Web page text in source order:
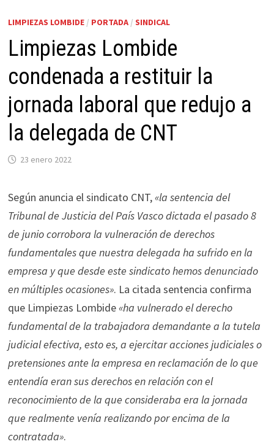
LIMPIEZAS LOMBIDE/ PORTADA/ SINDICAL
Limpiezas Lombide
condenada a restituir la
jornada laboral que redujo a
la delegada de CNT
23 enero 2022
Según anuncia el sindicato CNT,«la sentencia del
Tribunal de Justicia del País Vasco dictada el pasado 8
de junio corrobora la vulneración de derechos
fundamentales que nuestra delegada ha sufrido en la
empresa y que desde este sindicato hemos denunciado
en múltiples ocasiones». La citada sentencia confirma
que Limpiezas Lombide«ha vulnerado el derecho
fundamental de la trabajadora demandante a la tutela
judicial efectiva, esto es, a ejercitar acciones judiciales o
pretensiones ante la empresa en reclamación de lo que
entendía eran sus derechos en relación con el
reconocimiento de la que consideraba era la jornada
que realmente venía realizando por encima de la
contratada».